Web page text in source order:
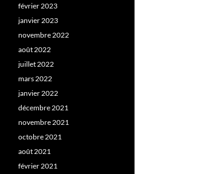
février 2023
janvier 2023
novembre 2022
août 2022
juillet 2022
mars 2022
janvier 2022
décembre 2021
novembre 2021
octobre 2021
août 2021
février 2021